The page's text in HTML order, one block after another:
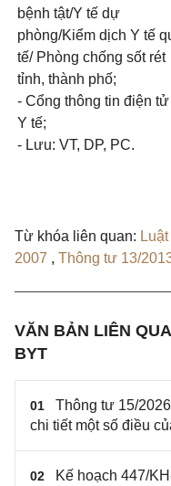
bệnh tật/Y tế dự
phòng/Kiểm dịch Y tế
tế/ Phòng chống sốt rét
tỉnh, thành phố;
- Cổng thông tin điện
Y tế;
- Lưu: VT, DP, PC.
Từ khóa liên quan:
2007 , Thông tư 13/
VĂN BẢN LIÊN
BYT
01
Thông tư 15/
chi tiết một số điều
02
Kế hoạch 447/